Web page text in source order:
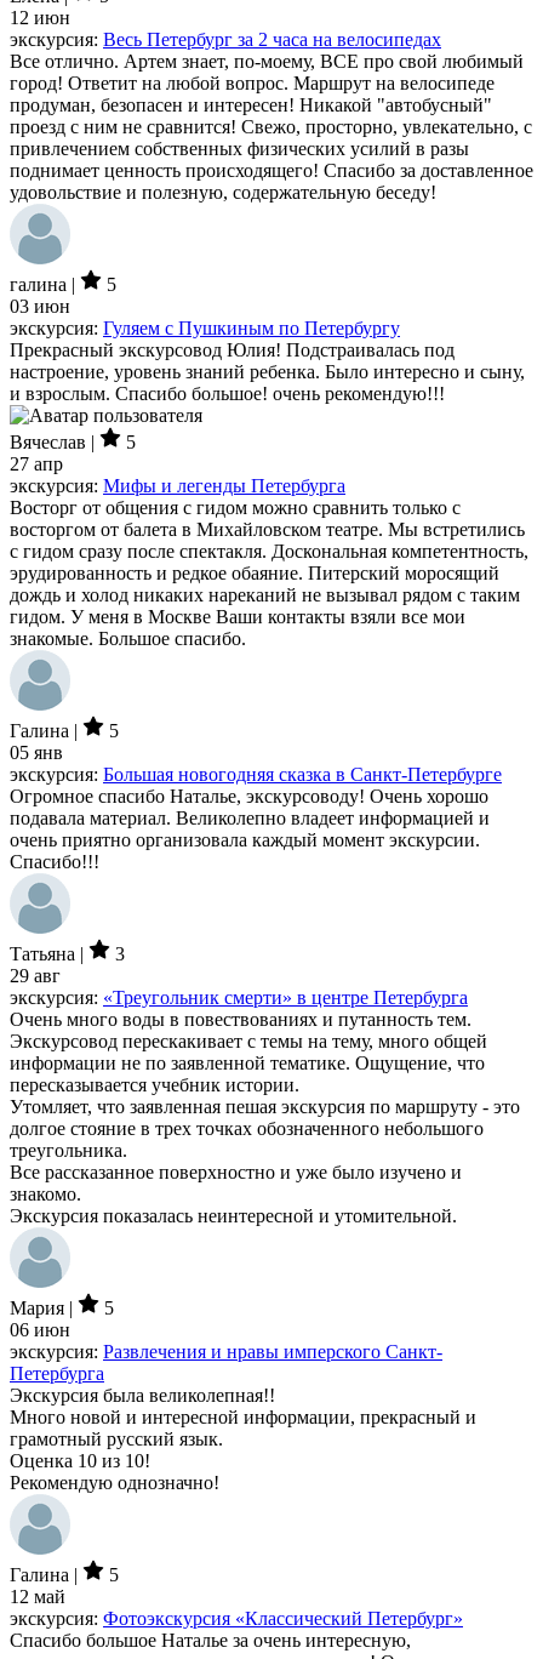
12 июн
экскурсия: Весь Петербург за 2 часа на велосипедах
Все отлично. Артем знает, по-моему, ВСЕ про свой любимый
город! Ответит на любой вопрос. Маршрут на велосипеде
продуман, безопасен и интересен! Никакой "автобусный"
проезд с ним не сравнится! Свежо, просторно, увлекательно, с
привлечением собственных физических усилий в разы
поднимает ценность происходящего! Спасибо за доставленное
удовольствие и полезную, содержательную беседу!
галина |
5
03 июн
экскурсия: Гуляем с Пушкиным по Петербургу
Прекрасный экскурсовод Юлия! Подстраивалась под
настроение, уровень знаний ребенка. Было интересно и сыну,
и взрослым. Спасибо большое! очень рекомендую!!!
Вячеслав |
5
27 апр
экскурсия: Мифы и легенды Петербурга
Восторг от общения с гидом можно сравнить только с
восторгом от балета в Михайловском театре. Мы встретились
с гидом сразу после спектакля. Доскональная компетентность,
эрудированность и редкое обаяние. Питерский моросящий
дождь и холод никаких нареканий не вызывал рядом с таким
гидом. У меня в Москве Ваши контакты взяли все мои
знакомые. Большое спасибо.
Галина |
5
05 янв
экскурсия: Большая новогодняя сказка в Санкт-Петербурге
Огромное спасибо Наталье, экскурсоводу! Очень хорошо
подавала материал. Великолепно владеет информацией и
очень приятно организовала каждый момент экскурсии.
Спасибо!!!
Татьяна |
3
29 авг
экскурсия: «Треугольник смерти» в центре Петербурга
Очень много воды в повествованиях и путанность тем.
Экскурсовод перескакивает с темы на тему, много общей
информации не по заявленной тематике. Ощущение, что
пересказывается учебник истории.
Утомляет, что заявленная пешая экскурсия по маршруту - это
долгое стояние в трех точках обозначенного небольшого
треугольника.
Все рассказанное поверхностно и уже было изучено и
знакомо.
Экскурсия показалась неинтересной и утомительной.
Мария |
5
06 июн
экскурсия: Развлечения и нравы имперского Санкт-
Петербурга
Экскурсия была великолепная!!
Много новой и интересной информации, прекрасный и
грамотный русский язык.
Оценка 10 из 10!
Рекомендую однозначно!
Галина |
5
12 май
экскурсия: Фотоэкскурсия «Классический Петербург»
Спасибо большое Наталье за очень интересную,